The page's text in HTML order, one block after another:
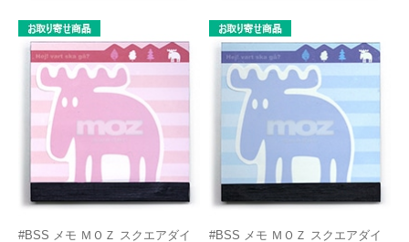
#BSS メモ ＭＯＺ スクエアダイ
#BSS メモ ＭＯＺ スクエアダイ